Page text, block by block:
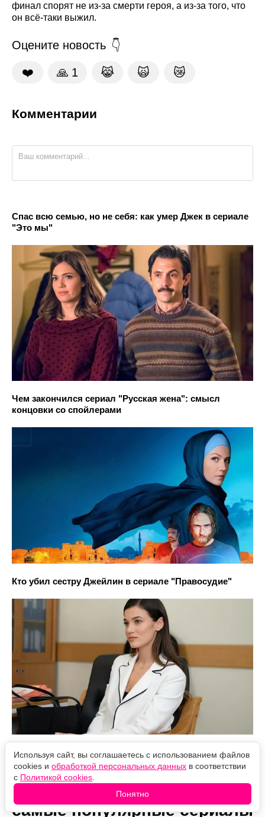
финал спорят не из-за смерти героя, а из-за того, что
он всё-таки выжил.
Оцените новость
❤️ 🙏 1 😹 🙀 😿
Комментарии
Спас всю семью, но не себя: как умер Джек в сериале
"Это мы"
Чем закончился сериал "Русская жена": смысл
концовки со спойлерами
Кто убил сестру Джейлин в сериале "Правосудие"
"Лэндмен" пробился в
самые популярные сериалы
Используя сайт, вы соглашаетесь с использованием файлов
cookies и обработкой персональных данных в соответствии
с Политикой cookies
Понятно